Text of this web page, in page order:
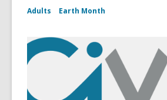
Adults Earth Month